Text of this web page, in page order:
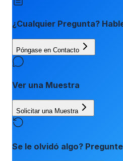
¿Cualquier Pregunta?
Póngase en Contacto
Ver una Muestra
Solicitar una Muestra
Se le olvidó algo?